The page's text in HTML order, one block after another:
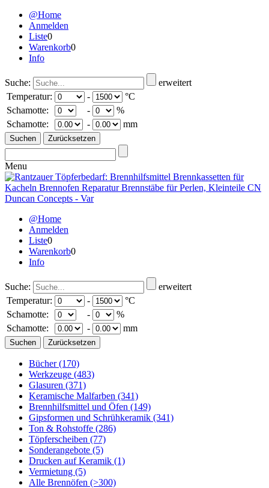
@Home
Anmelden
Liste0
Warenkorb0
Info
Suche:
erweitert
Temperatur:
-
°C
Schamotte:
-
%
Schamotte:
- mm
Menu
@Home
Anmelden
Liste0
Warenkorb0
Info
Suche:
erweitert
Temperatur:
-
°C
Schamotte:
-
%
Schamotte:
- mm
Bücher(170)
Werkzeuge (483)
Glasuren (371)
Keramische Malfarben (341)
Brennhilfsmittel und Öfen (149)
Gipsformen und Schrühkeramik (341)
Ton & Rohstoffe (286)
Töpferscheiben (77)
Sonderangebote (5)
Drucken auf Keramik (1)
Vermietung (5)
Alle Brennöfen (>300)